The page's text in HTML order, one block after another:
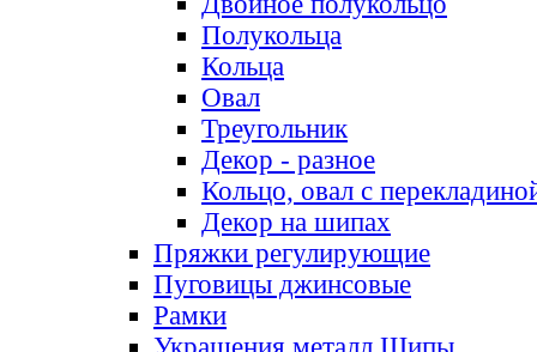
Полукольца
Кольца
Овал
Треугольник
Декор - разное
Кольцо, овал с
Декор на шипах
Пряжки регулирующие
Пуговицы джинсовые
Рамки